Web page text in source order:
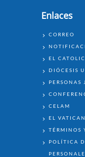
Enlaces
ENLACES
CORREO
EL
DIÓCESIS
PERSONAS
CELAM
EL
TÉRMINOS
POLÍTICA